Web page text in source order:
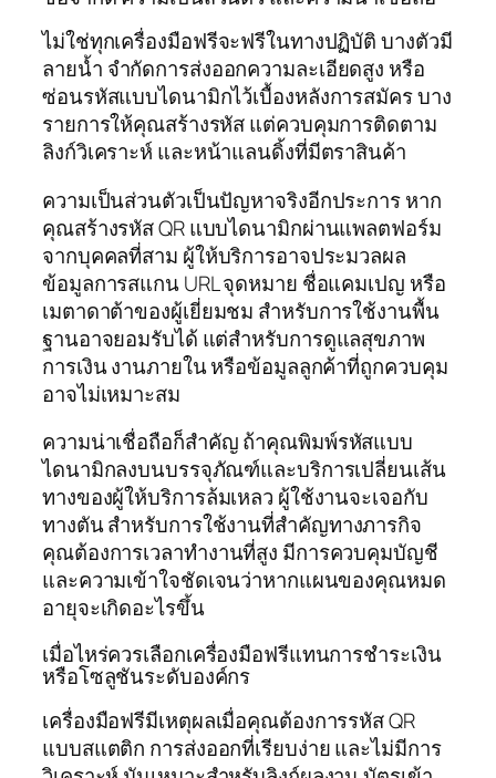
ไม่ใช่ทุกเครื่องมือฟรีจะฟรีในทางปฏิบัติ บางตัวมี
ลายน้ำ จำกัดการส่งออกความละเอียดสูง หรือ
ซ่อนรหัสแบบไดนามิกไว้เบื้องหลังการสมัคร บาง
รายการให้คุณสร้างรหัส แต่ควบคุมการติดตาม
ลิงก์วิเคราะห์ และหน้าแลนดิ้งที่มีตราสินค้า
ความเป็นส่วนตัวเป็นปัญหาจริงอีกประการ หาก
คุณสร้างรหัส QR แบบไดนามิกผ่านแพลตฟอร์ม
จากบุคคลที่สาม ผู้ให้บริการอาจประมวลผล
ข้อมูลการสแกน URL จุดหมาย ชื่อแคมเปญ หรือ
เมตาดาต้าของผู้เยี่ยมชม สำหรับการใช้งานพื้น
ฐานอาจยอมรับได้ แต่สำหรับการดูแลสุขภาพ
การเงิน งานภายใน หรือข้อมูลลูกค้าที่ถูกควบคุม
อาจไม่เหมาะสม
ความน่าเชื่อถือก็สำคัญ ถ้าคุณพิมพ์รหัสแบบ
ไดนามิกลงบนบรรจุภัณฑ์และบริการเปลี่ยนเส้น
ทางของผู้ให้บริการล้มเหลว ผู้ใช้งานจะเจอกับ
ทางตัน สำหรับการใช้งานที่สำคัญทางภารกิจ
คุณต้องการเวลาทำงานที่สูง มีการควบคุมบัญชี
และความเข้าใจชัดเจนว่าหากแผนของคุณหมด
อายุจะเกิดอะไรขึ้น
เมื่อไหร่ควรเลือกเครื่องมือฟรีแทนการชำระเงิน
หรือโซลูชันระดับองค์กร
เครื่องมือฟรีมีเหตุผลเมื่อคุณต้องการรหัส QR
แบบสแตติก การส่งออกที่เรียบง่าย และไม่มีการ